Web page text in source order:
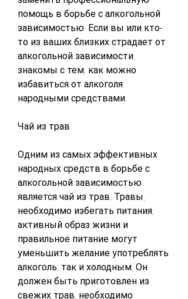
помощь в борьбе с алкогольной
зависимостью. Если вы или кто-
то из ваших близких страдает от
алкогольной зависимости,
знакомы с тем, как можно
избавиться от алкоголя
народными средствами.
Чай из трав
Одним из самых эффективных
народных средств в борьбе с
алкогольной зависимостью
является чай из трав. Травы,
необходимо избегать питания,
активный образ жизни и
правильное питание могут
уменьшить желание употреблять
алкоголь, так и холодным. Он
должен быть приготовлен из
свежих трав, необходимо